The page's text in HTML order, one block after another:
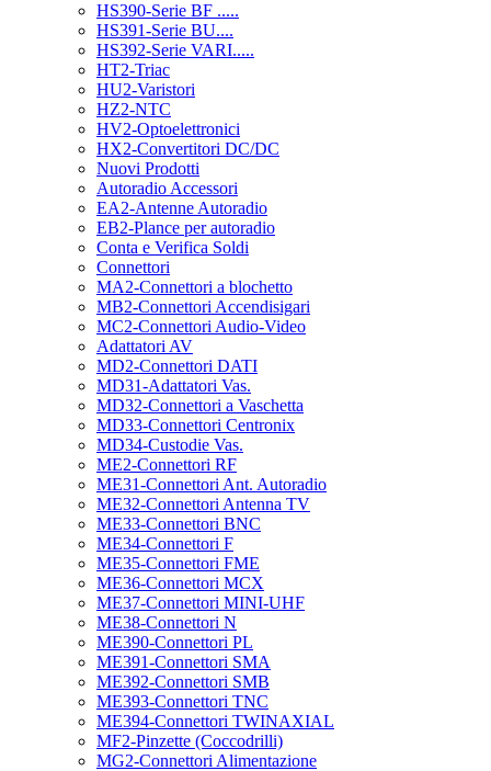
HS390-Serie BF .....
HS391-Serie BU....
HS392-Serie VARI.....
HT2-Triac
HU2-Varistori
HZ2-NTC
HV2-Optoelettronici
HX2-Convertitori DC/DC
Nuovi Prodotti
Autoradio Accessori
EA2-Antenne Autoradio
EB2-Plance per autoradio
Conta e Verifica Soldi
Connettori
MA2-Connettori a blochetto
MB2-Connettori Accendisigari
MC2-Connettori Audio-Video
Adattatori AV
MD2-Connettori DATI
MD31-Adattatori Vas.
MD32-Connettori a Vaschetta
MD33-Connettori Centronix
MD34-Custodie Vas.
ME2-Connettori RF
ME31-Connettori Ant. Autoradio
ME32-Connettori Antenna TV
ME33-Connettori BNC
ME34-Connettori F
ME35-Connettori FME
ME36-Connettori MCX
ME37-Connettori MINI-UHF
ME38-Connettori N
ME390-Connettori PL
ME391-Connettori SMA
ME392-Connettori SMB
ME393-Connettori TNC
ME394-Connettori TWINAXIAL
MF2-Pinzette (Coccodrilli)
MG2-Connettori Alimentazione